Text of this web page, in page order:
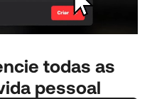
todas as
pessoal